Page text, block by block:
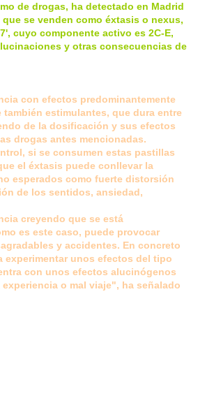
de drogas, ha detectado en Madrid
se venden como éxtasis o nexus,
cuyo componente activo es 2C-E,
y otras consecuencias de
con efectos predominantemente
estimulantes, que dura entre
de la dosificación y sus efectos
drogas antes mencionadas.
si se consumen estas pastillas
el éxtasis puede conllevar la
esperados como fuerte distorsión
de los sentidos, ansiedad,
creyendo que se está
es este caso, puede provocar
y accidentes. En concreto
experimentar unos efectos del tipo
con unos efectos alucinógenos
o mal viaje", ha señalado